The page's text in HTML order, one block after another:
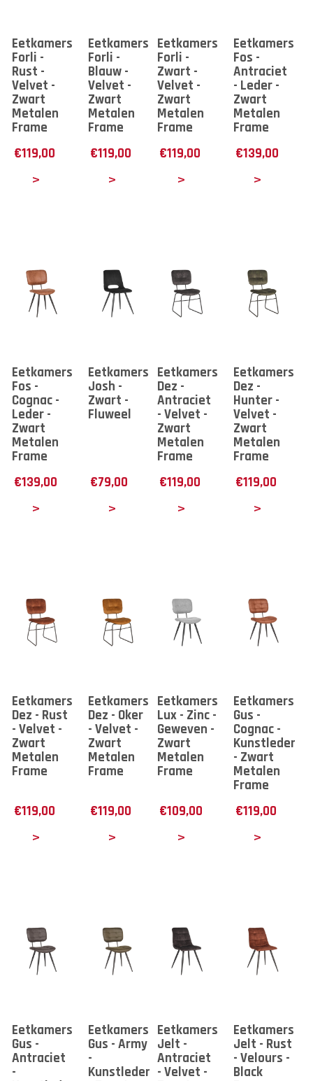
Eetkamerstoel
Forli -
Rust -
Velvet -
Zwart
Metalen
Frame
€119,00
Eetkamerstoel
Forli -
Blauw -
Velvet -
Zwart
Metalen
Frame
€119,00
Eetkamerstoel
Forli -
Zwart -
Velvet -
Zwart
Metalen
Frame
€119,00
Fos -
Antraciet
- Leder -
Zwart
Metalen
Frame
€139,00
Eetkamerstoel
Fos -
Cognac -
Leder -
Zwart
Metalen
Frame
€139,00
Eetkamerstoel
Josh -
Zwart -
Fluweel
€79,00
Eetkamerstoel
Dez -
Antraciet
- Velvet -
Zwart
Metalen
Frame
€119,00
Dez -
Hunter -
Velvet -
Zwart
Metalen
Frame
€119,00
Eetkamerstoel
Dez - Rust
- Velvet -
Zwart
Metalen
Frame
€119,00
Eetkamerstoel
Dez - Oker
- Velvet -
Zwart
Metalen
Frame
€119,00
Eetkamerstoel
Lux - Zinc -
Geweven -
Zwart
Metalen
Frame
€109,00
Gus -
Cognac -
Kunstleder
- Zwart
Metalen
Frame
€119,00
Eetkamerstoel
Gus -
Antraciet
-
Eetkamerstoel
Gus - Army
-
Kunstleder
Eetkamerstoel
Jelt -
Antraciet
- Velvet -
Jelt - Rust
- Velours -
Black